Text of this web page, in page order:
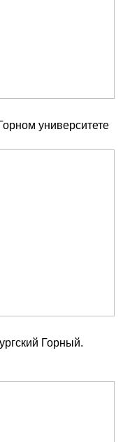
университете
Горный.